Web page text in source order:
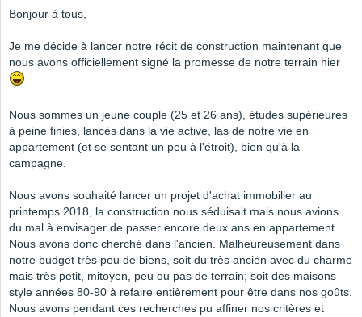
Bonjour à tous,
Je me décide à lancer notre récit de construction maintenant que
nous avons officiellement signé la promesse de notre terrain hier
Nous sommes un jeune couple (25 et 26 ans), études supérieures
à peine finies, lancés dans la vie active, las de notre vie en
appartement (et se sentant un peu à l'étroit), bien qu'à la
campagne.
Nous avons souhaité lancer un projet d'achat immobilier au
printemps 2018, la construction nous séduisait mais nous avions
du mal à envisager de passer encore deux ans en appartement.
Nous avons donc cherché dans l'ancien. Malheureusement dans
notre budget très peu de biens, soit du très ancien avec du charme
mais très petit, mitoyen, peu ou pas de terrain; soit des maisons
style années 80-90 à refaire entièrement pour être dans nos goûts.
Nous avons pendant ces recherches pu affiner nos critères et